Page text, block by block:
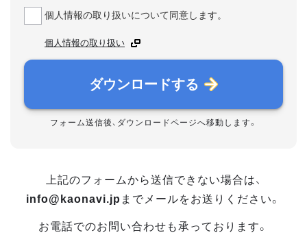
個人情報の取り扱いについて同意します。
個人情報の取り扱い
ダウンロードする
フォーム送信後、ダウンロードページへ移動します。
上記のフォームから送信できない場合は、
info@kaonavi.jp までメールをお送りください。
お電話でのお問い合わせも承っております。